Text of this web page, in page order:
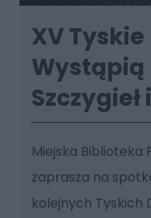
XV
Wystąpią
Szczygieł
Miejska Biblioteka
zaprasza na
kolejnych Tyskich